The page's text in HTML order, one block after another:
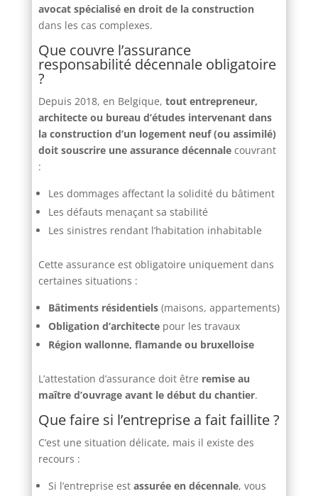
avocat spécialisé en droit de la construction
dans les cas complexes.
Que couvre l’assurance
responsabilité décennale obligatoire
?
Depuis 2018, en Belgique, tout entrepreneur,
architecte ou bureau d’études intervenant dans
la construction d’un logement neuf (ou assimilé)
doit souscrire une assurance décennalecouvrant
:
Les dommages affectant la solidité du bâtiment
Les défauts menaçant sa stabilité
Les sinistres rendant l’habitation inhabitable
Cette assurance est obligatoire uniquement dans
certaines situations :
Bâtiments résidentiels(maisons, appartements)
Obligation d’architectepour les travaux
Région wallonne, flamande ou bruxelloise
L’attestation d’assurance doit être remise au
maître d’ouvrage avant le début du chantier.
Que faire si l’entreprise a fait faillite ?
C’est une situation délicate, mais il existe des
recours :
Si l’entreprise est assurée en décennale, vous